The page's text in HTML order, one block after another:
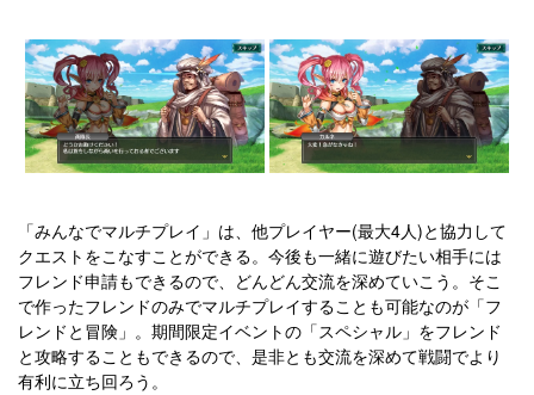
「みんなでマルチプレイ」は、他プレイヤー(最大4人)と協力して
クエストをこなすことができる。今後も一緒に遊びたい相手には
フレンド申請もできるので、どんどん交流を深めていこう。そこ
で作ったフレンドのみでマルチプレイすることも可能なのが「フ
レンドと冒険」。期間限定イベントの「スペシャル」をフレンド
と攻略することもできるので、是非とも交流を深めて戦闘でより
有利に立ち回ろう。